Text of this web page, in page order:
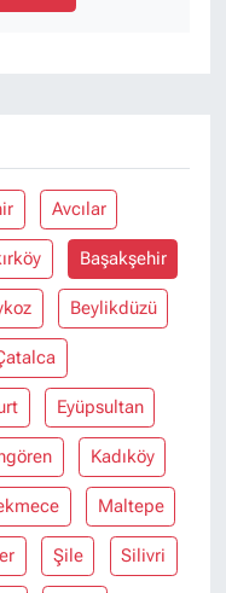
Avcılar
Başakşehir
Beylikdüzü
Eyüpsultan
Kadıköy
Maltepe
Şile Silivri